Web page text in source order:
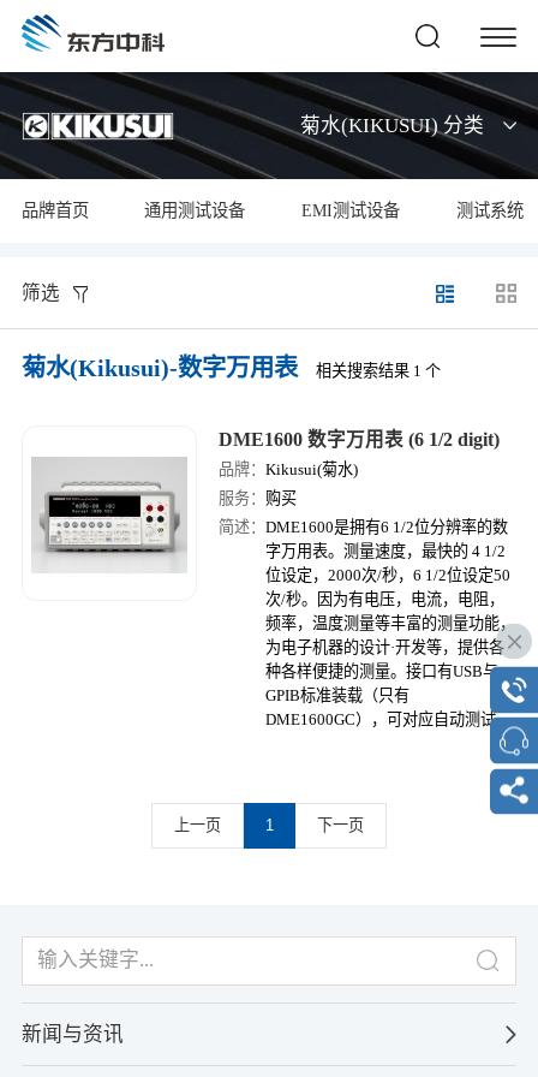
菊水(KIKUSUI) 分类
品牌首页 通用测试设备 EMI测试设备 测试系统
筛选
菊水(Kikusui)-数字万用表 相关搜索结果 1 个
DME1600 数字万用表 (6 1/2 digit)
品牌：Kikusui(菊水)
服务： 购买
简述：DME1600是拥有6 1/2位分辨率的数
字万用表。测量速度，最快的 4 1/2
位设定，2000次/秒，6 1/2位设定50
次/秒。因为有电压，电流，电阻，
频率，温度测量等丰富的测量功能，
为电子机器的设计·开发等，提供各
种各样便捷的测量。接口有USB与
GPIB标准装载（只有
DME1600GC），可对应自动测试。
上一页 1 下一页
新闻与资讯